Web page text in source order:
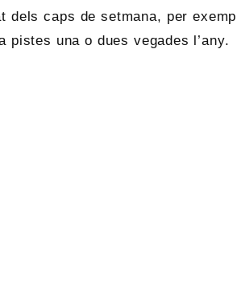
dels caps de setmana, per
una o dues vegades l’any.